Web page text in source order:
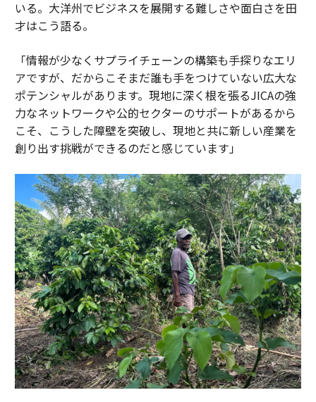
いる。大洋州でビジネスを展開する難しさや面白さを田
才はこう語る。
「情報が少なくサプライチェーンの構築も手探りなエリ
アですが、だからこそまだ誰も手をつけていない広大な
ポテンシャルがあります。現地に深く根を張るJICAの強
力なネットワークや公的セクターのサポートがあるから
こそ、こうした障壁を突破し、現地と共に新しい産業を
創り出す挑戦ができるのだと感じています」